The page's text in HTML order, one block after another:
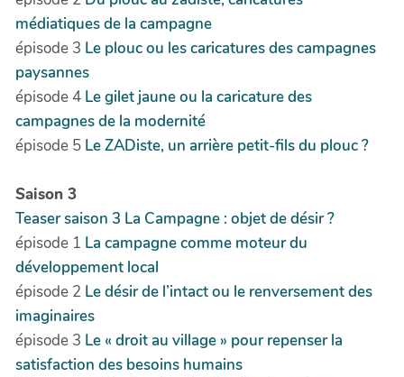
médiatiques de la campagne
épisode 3 Le plouc ou les caricatures des campagnes
paysannes
épisode 4 Le gilet jaune ou la caricature des
campagnes de la modernité
épisode 5 Le ZADiste, un arrière petit-fils du plouc ?
Saison 3
Teaser saison 3 La Campagne : objet de désir ?
épisode 1 La campagne comme moteur du
développement local
épisode 2 Le désir de l’intact ou le renversement des
imaginaires
épisode 3 Le « droit au village » pour repenser la
satisfaction des besoins humains